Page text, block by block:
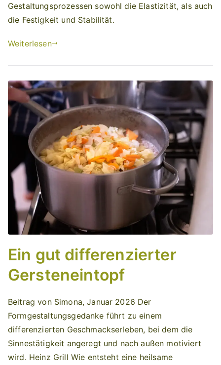
Gestaltungsprozessen sowohl die Elastizität, als auch
die Festigkeit und Stabilität.
Weiterlesen
Ein gut differenzierter
Gersteneintopf
Beitrag von Simona, Januar 2026 Der
Formgestaltungsgedanke führt zu einem
differenzierten Geschmackserleben, bei dem die
Sinnestätigkeit angeregt und nach außen motiviert
wird. Heinz Grill Wie entsteht eine heilsame